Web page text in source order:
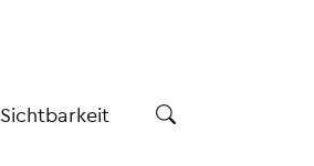
Sichtbarkeit